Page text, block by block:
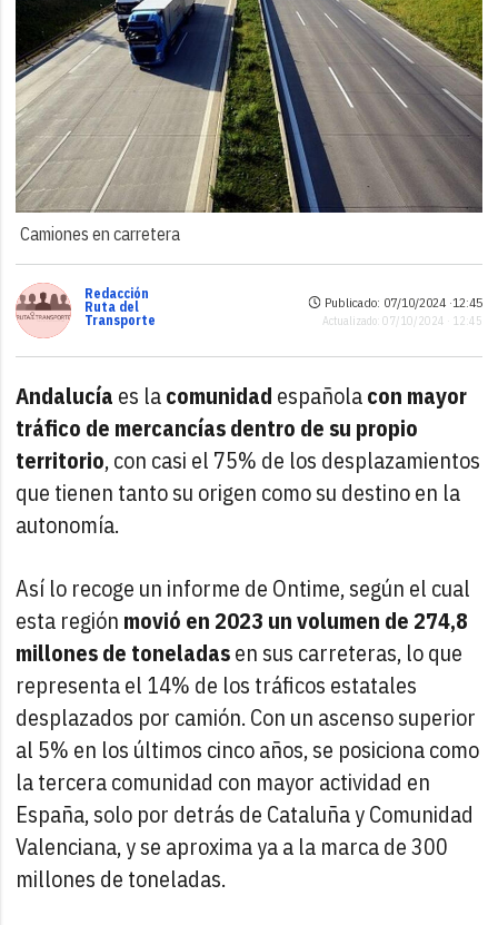
Camiones en carretera
Redacción
Ruta del
Transporte
Publicado: 07/10/2024 ·12:45
Actualizado: 07/10/2024 · 12:45
Andalucía es lacomunidad españolacon mayor
tráfico de mercancías dentro de su propio
territorio, con casi el 75% de los desplazamientos
que tienen tanto su origen como su destino en la
autonomía.
Así lo recoge un informe de Ontime, según el cual
esta región movió en 2023 un volumen de 274,8
millones de toneladasen sus carreteras, lo que
representa el 14% de los tráficos estatales
desplazados por camión. Con un ascenso superior
al 5% en los últimos cinco años, se posiciona como
la tercera comunidad con mayor actividad en
España, solo por detrás de Cataluña y Comunidad
Valenciana, y se aproxima ya a la marca de 300
millones de toneladas.